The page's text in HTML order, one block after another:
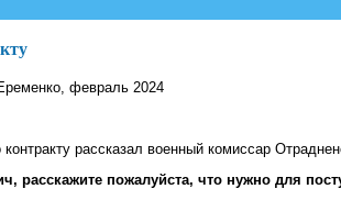
февраль 2024
рассказал военный комиссар
расскажите пожалуйста, что нужно для